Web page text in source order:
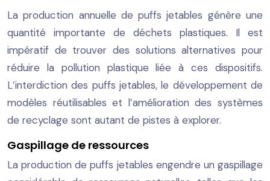
La production annuelle de puffs jetables génère une
quantité importante de déchets plastiques. Il est
impératif de trouver des solutions alternatives pour
réduire la pollution plastique liée à ces dispositifs.
L’interdiction des puffs jetables, le développement de
modèles réutilisables et l’amélioration des systèmes
de recyclage sont autant de pistes à explorer.
Gaspillage de ressources
La production de puffs jetables engendre un gaspillage